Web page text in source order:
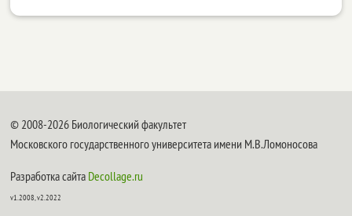
© 2008-2026 Биологический факультет
Московского государственного университета имени М.В.Ломоносова
Разработка сайта Decollage.ru
v1.2008, v2.2022